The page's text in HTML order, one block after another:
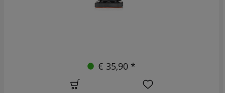
€ 35,90 *